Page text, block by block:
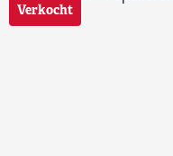
Verkocht